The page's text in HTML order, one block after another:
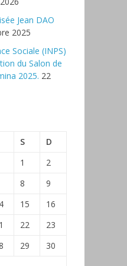
Jean DAO
2025
Sociale (INPS)
du Salon de
2025. 22
S
D
1
2
8
9
15
16
22
23
29
30